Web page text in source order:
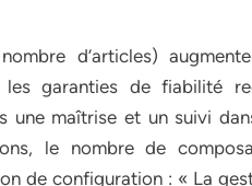
d’articles)
garanties de fiabilité
une maîtrise et un suivi
le nombre de
de configuration : « La